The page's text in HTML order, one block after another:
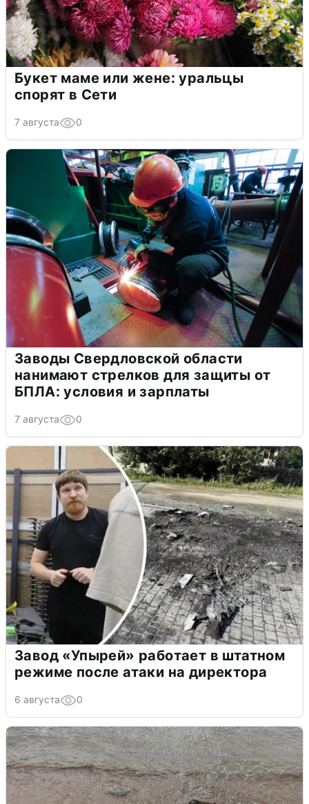
Букет маме или жене: уральцы
спорят в Сети
7 августа 0
Заводы Свердловской области
нанимают стрелков для защиты от
БПЛА: условия и зарплаты
7 августа 0
Завод «Упырей» работает в штатном
режиме после атаки на директора
6 августа 0